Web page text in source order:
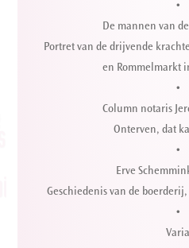
•
De mannen van
Portret van de drijvende
en Rommelmarkt
•
Column notaris
Onterven, dat
•
Erve
Geschiedenis van de
•
Varia